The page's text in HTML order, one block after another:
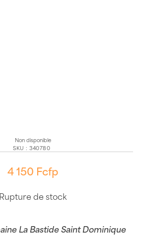
Non disponible
SKU : 340780
4 150 Fcfp
Rupture de stock
La Bastide Saint Dominique